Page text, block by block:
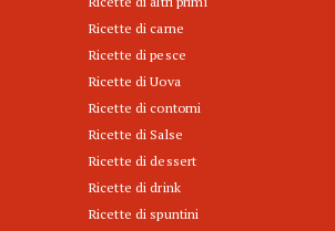
Ricette di carne
Ricette di pesce
Ricette di Uova
Ricette di contorni
Ricette di Salse
Ricette di dessert
Ricette di drink
Ricette di spuntini